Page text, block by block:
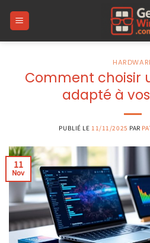
Comment choisir
adapté à
PUBLIÉ LE 11/11/2025 PAR
11
Nov